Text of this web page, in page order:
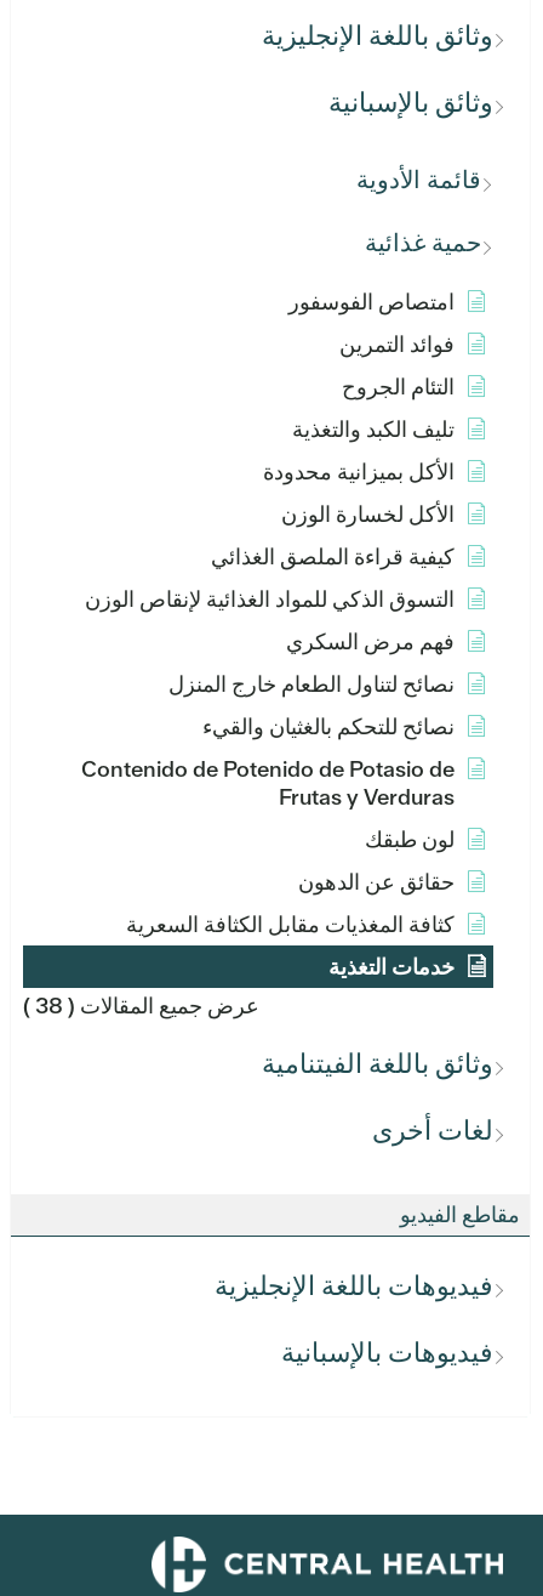
وثائق باللغة الإنجليزية
وثائق بالإسبانية
قائمة الأدوية
حمية غذائية
امتصاص الفوسفور
فوائد التمرين
التئام الجروح
تليف الكبد والتغذية
الأكل بميزانية محدودة
الأكل لخسارة الوزن
كيفية قراءة الملصق الغذائي
التسوق الذكي للمواد الغذائية لإنقاص الوزن
فهم مرض السكري
نصائح لتناول الطعام خارج المنزل
نصائح للتحكم بالغثيان والقيء
Contenido de Potenido de Potasio de
Frutas y Verduras
لون طبقك
حقائق عن الدهون
كثافة المغذيات مقابل الكثافة السعرية
خدمات التغذية
عرض جميع المقالات ( 38 )
وثائق باللغة الفيتنامية
لغات أخرى
مقاطع الفيديو
فيديوهات باللغة الإنجليزية
فيديوهات بالإسبانية